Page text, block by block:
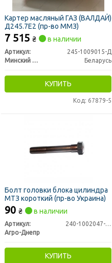
Картер масляный ГАЗ (ВАЛДАЙ)
Д245.7Е2 (пр-во ММЗ)
7 515 ₴ в наличии
Артикул:
245-1009015-Д
Минский Моторный Завод
Беларусь
КУПИТЬ
Код: 67879-5
Болт головки блока цилиндра
МТЗ короткий (пр-во Украина)
90 ₴ в наличии
Артикул:
240-1002047-01
Агро-Днепр
КУПИТЬ